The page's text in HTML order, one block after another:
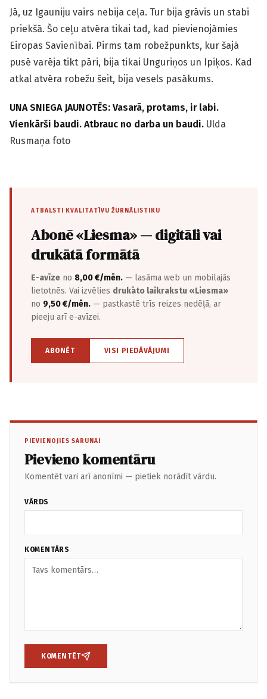
Jā, uz Igauniju vairs nebija ceļa. Tur bija grāvis un stabi
priekšā. Šo ceļu atvēra tikai tad, kad pievienojāmies
Eiropas Savienībai. Pirms tam robežpunkts, kur šajā
pusē varēja tikt pāri, bija tikai Unguriņos un Ipiķos. Kad
atkal atvēra robežu šeit, bija vesels pasākums.
UNA SNIEGA JAUNOTĒS: Vasarā, protams, ir labi.
Vienkārši baudi. Atbrauc no darba un baudi. Ulda
Rusmaņa foto
ATBALSTI KVALITATĪVU ŽURNĀLISTIKU
Abonē «Liesma» — digitāli vai
drukātā formātā
E-avīze no 8,00 €/mēn. — lasāma web un mobilajās
lietotnēs. Vai izvēlies drukāto laikrakstu «Liesma»
no 9,50 €/mēn. — pastkastē trīs reizes nedēļā, ar
pieeju arī e-avīzei.
ABONĒT VISI PIEDĀVĀJUMI
PIEVIENOJIES SARUNAI
Pievieno komentāru
Komentēt vari arī anonīmi — pietiek norādīt vārdu.
VĀRDS
KOMENTĀRS
KOMENTĒT